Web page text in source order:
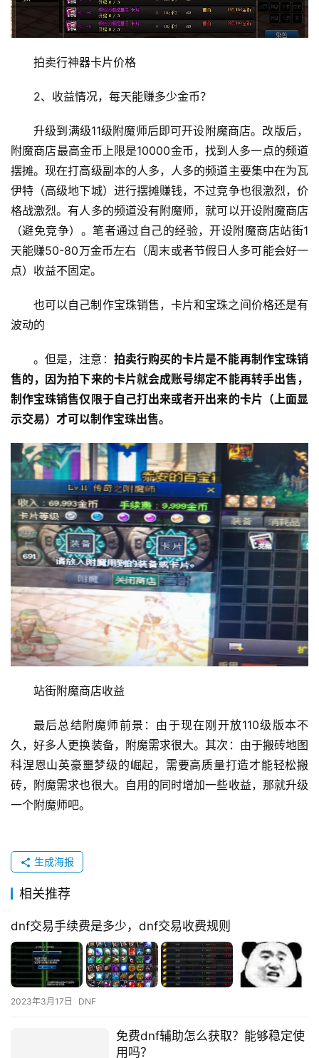
拍卖行神器卡片价格
2、收益情况，每天能赚多少金币？
升级到满级11级附魔师后即可开设附魔商店。改版后，
附魔商店最高金币上限是10000金币，找到人多一点的频道
摆摊。现在打高级副本的人多，人多的频道主要集中在为瓦
伊特（高级地下城）进行摆摊赚钱，不过竞争也很激烈，价
格战激烈。有人多的频道没有附魔师，就可以开设附魔商店
（避免竞争）。笔者通过自己的经验，开设附魔商店站街1
天能赚50-80万金币左右（周末或者节假日人多可能会好一
点）收益不固定。
也可以自己制作宝珠销售，卡片和宝珠之间价格还是有
波动的
。但是，注意： 拍卖行购买的卡片是不能再制作宝珠销
售的，因为拍下来的卡片就会成账号绑定不能再转手出售，
制作宝珠销售仅限于自己打出来或者开出来的卡片（上面显
示交易）才可以制作宝珠出售。
站街附魔商店收益
最后总结附魔师前景：由于现在刚开放110级版本不
久，好多人更换装备，附魔需求很大。其次：由于搬砖地图
科涅恩山英豪噩梦级的崛起，需要高质量打造才能轻松搬
砖，附魔需求也很大。自用的同时增加一些收益，那就升级
一个附魔师吧。
生成海报
相关推荐
dnf交易手续费是多少，dnf交易收费规则
2023年3月17日 DNF
免费dnf辅助怎么获取？能够稳定使
用吗？